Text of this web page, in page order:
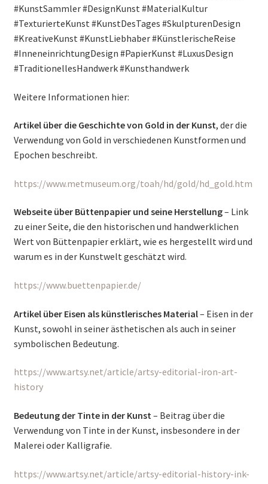
#KunstSammler #DesignKunst #MaterialKultur
#TexturierteKunst #KunstDesTages #SkulpturenDesign
#KreativeKunst #KunstLiebhaber #KünstlerischeReise
#InneneinrichtungDesign #PapierKunst #LuxusDesign
#TraditionellesHandwerk #Kunsthandwerk
Weitere Informationen hier:
Artikel über die Geschichte von Gold in der Kunst, der die
Verwendung von Gold in verschiedenen Kunstformen und
Epochen beschreibt.
https://www.metmuseum.org/toah/hd/gold/hd_gold.htm
Webseite über Büttenpapier und seine Herstellung– Link
zu einer Seite, die den historischen und handwerklichen
Wert von Büttenpapier erklärt, wie es hergestellt wird und
warum es in der Kunstwelt geschätzt wird.
https://www.buettenpapier.de/
Artikel über Eisen als künstlerisches Material– Eisen in der
Kunst, sowohl in seiner ästhetischen als auch in seiner
symbolischen Bedeutung.
https://www.artsy.net/article/artsy-editorial-iron-art-
history
Bedeutung der Tinte in der Kunst– Beitrag über die
Verwendung von Tinte in der Kunst, insbesondere in der
Malerei oder Kalligrafie.
https://www.artsy.net/article/artsy-editorial-history-ink-